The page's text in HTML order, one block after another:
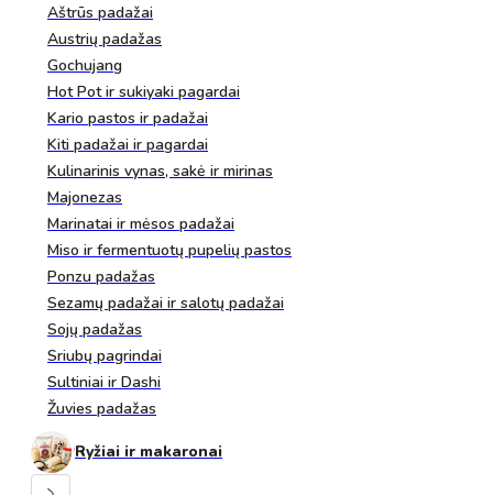
Aštrūs padažai
Austrių padažas
Gochujang
Hot Pot ir sukiyaki pagardai
Kario pastos ir padažai
Kiti padažai ir pagardai
Kulinarinis vynas, sakė ir mirinas
Majonezas
Marinatai ir mėsos padažai
Miso ir fermentuotų pupelių pastos
Ponzu padažas
Sezamų padažai ir salotų padažai
Sojų padažas
Sriubų pagrindai
Sultiniai ir Dashi
Žuvies padažas
Ryžiai ir makaronai